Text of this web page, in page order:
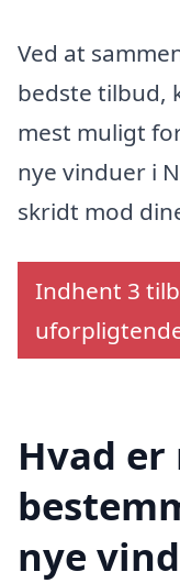
Ved at
bedste tilbud,
mest muligt
nye vinduer i
skridt mod
Indhent 3
Hvad
nye